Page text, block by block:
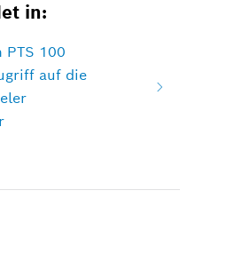
in:
PTS 100
auf die